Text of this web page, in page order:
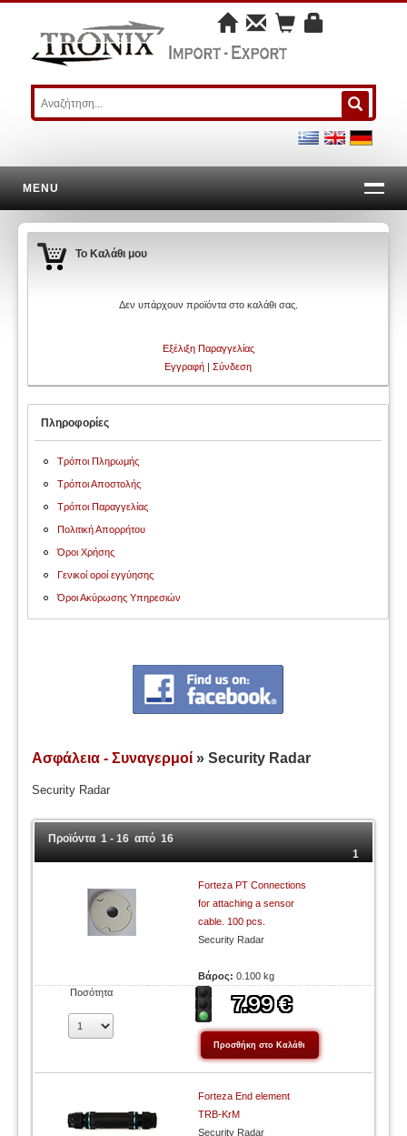
MENU
Το Καλάθι μου
Δεν υπάρχουν προϊόντα στο καλάθι σας.
Εξέλιξη Παραγγελίας
Εγγραφή | Σύνδεση
Πληροφορίες
Τρόποι Πληρωμής
Τρόποι Αποστολής
Τρόποι Παραγγελίας
Πολιτική Απορρήτου
Όροι Χρήσης
Γενικοί οροί εγγύησης
Όροι Ακύρωσης Υπηρεσιών
Ασφάλεια - Συναγερμοί » Security Radar
Security Radar
Προϊόντα 1 - 16 από 16
1
Forteza PT Connections
for attaching a sensor
cable. 100 pcs.
Security Radar
Βάρος:0.100 kg
Ποσότητα
Forteza End element
TRB-KrM
Security Radar